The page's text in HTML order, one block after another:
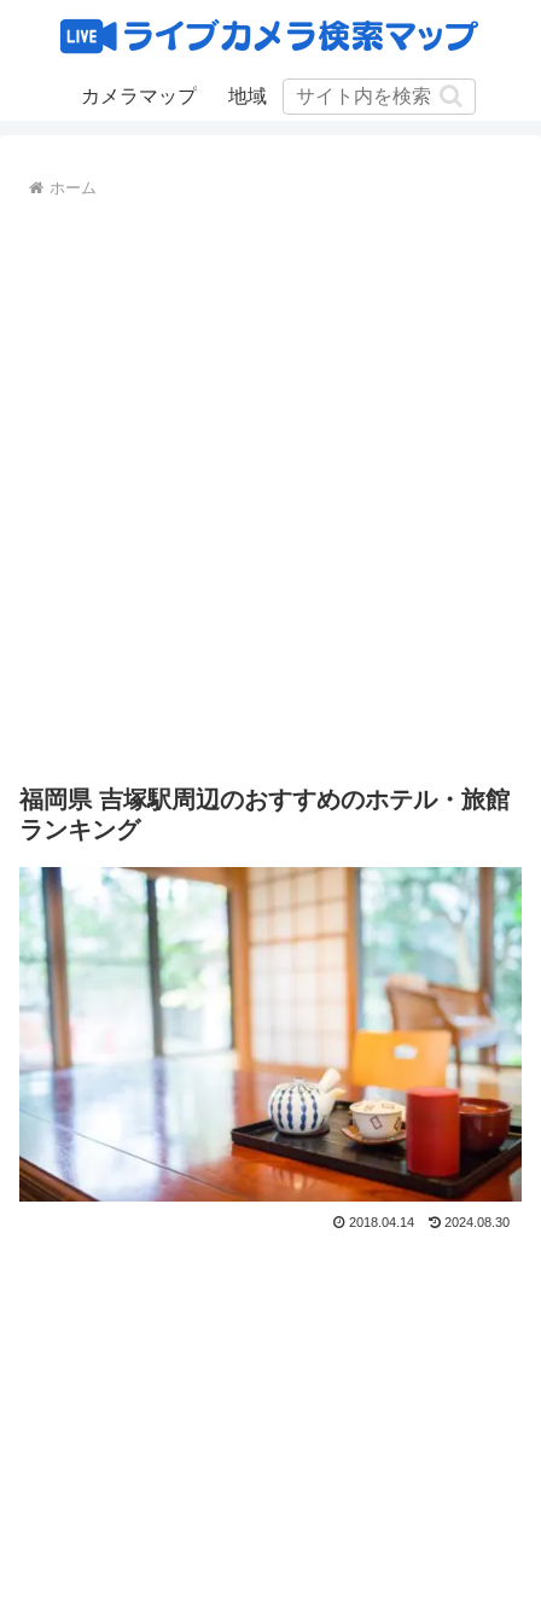
カメラマップ 地域
ホーム
福岡県 吉塚駅周辺のおすすめのホテル・旅館
ランキング
2018.04.14 2024.08.30